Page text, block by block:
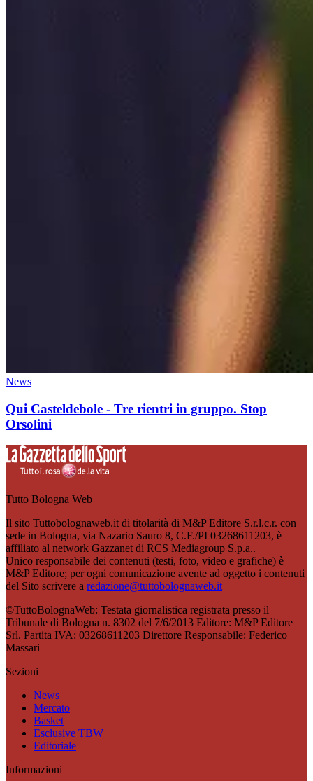
News
Qui Casteldebole - Tre rientri in gruppo. Stop
Orsolini
Tutto Bologna Web
Il sito Tuttobolognaweb.it di titolarità di M&P Editore S.r.l.c.r. con
sede in Bologna, via Nazario Sauro 8, C.F./PI 03268611203, è
affiliato al network Gazzanet di RCS Mediagroup S.p.a..
Unico responsabile dei contenuti (testi, foto, video e grafiche) è
M&P Editore; per ogni comunicazione avente ad oggetto i contenuti
del Sito scrivere a redazione@tuttobolognaweb.it
©TuttoBolognaWeb: Testata giornalistica registrata presso il
Tribunale di Bologna n. 8302 del 7/6/2013 Editore: M&P Editore
Srl. Partita IVA: 03268611203 Direttore Responsabile: Federico
Massari
Sezioni
News
Mercato
Basket
Esclusive TBW
Editoriale
Informazioni